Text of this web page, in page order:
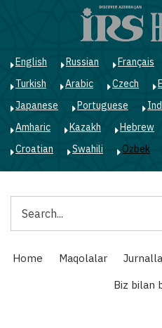
English Russian Français
Turkish
Arabic Czech
Japanese
Portuguese
Amharic
Kazakh Hebrew
Croatian
Swahili Ozbek
Main
navigation
Home Maqolalar
Biz bilan